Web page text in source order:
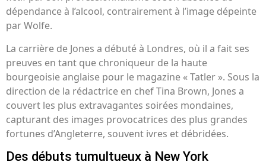
dépendance à l’alcool, contrairement à l’image dépeinte
par Wolfe.
La carrière de Jones a débuté à Londres, où il a fait ses
preuves en tant que chroniqueur de la haute
bourgeoisie anglaise pour le magazine « Tatler ». Sous la
direction de la rédactrice en chef Tina Brown, Jones a
couvert les plus extravagantes soirées mondaines,
capturant des images provocatrices des plus grandes
fortunes d’Angleterre, souvent ivres et débridées.
Des débuts tumultueux à New York